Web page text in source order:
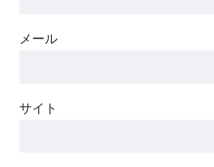
メール
サイト